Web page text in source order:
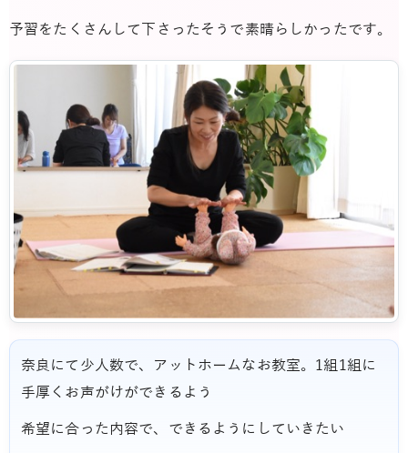
予習をたくさんして下さったそうで素晴らしかったです。
奈良にて少人数で、アットホームなお教室。1組1組に
手厚くお声がけができるよう
希望に合った内容で、できるようにしていきたい